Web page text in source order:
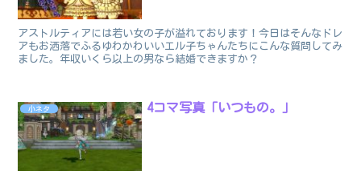
アストルティアには若い女の子が溢れております！今日はそんなドレ
アもお洒落でふるゆわかわいいエル子ちゃんたちにこんな質問してみ
ました。年収いくら以上の男なら結婚できますか？
小ネタ 4コマ写真「いつもの。」